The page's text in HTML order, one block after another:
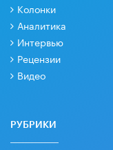
Колонки
Аналитика
Интервью
Рецензии
Видео
РУБРИКИ